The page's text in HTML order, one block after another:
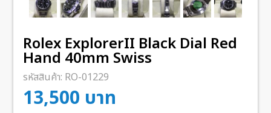
Rolex ExplorerII Black Dial Red
Hand 40mm Swiss
รหัสสินค้า: RO-01229
13,500 บาท